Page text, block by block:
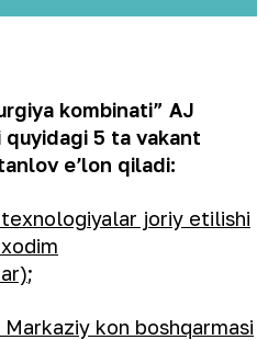
kombinati” AJ
quyidagi 5 ta vakant
eʼlon qiladi:
joriy etilishi
;
kon boshqarmasi